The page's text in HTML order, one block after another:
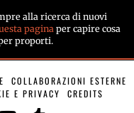
alla ricerca di nuovi
paginaper capire cosa
proporti.
COLLABORAZIONI ESTERNE
E PRIVACY CREDITS